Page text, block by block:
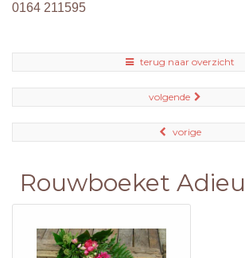
0164 211595
terug naar overzicht
volgende
vorige
Rouwboeket Adieu